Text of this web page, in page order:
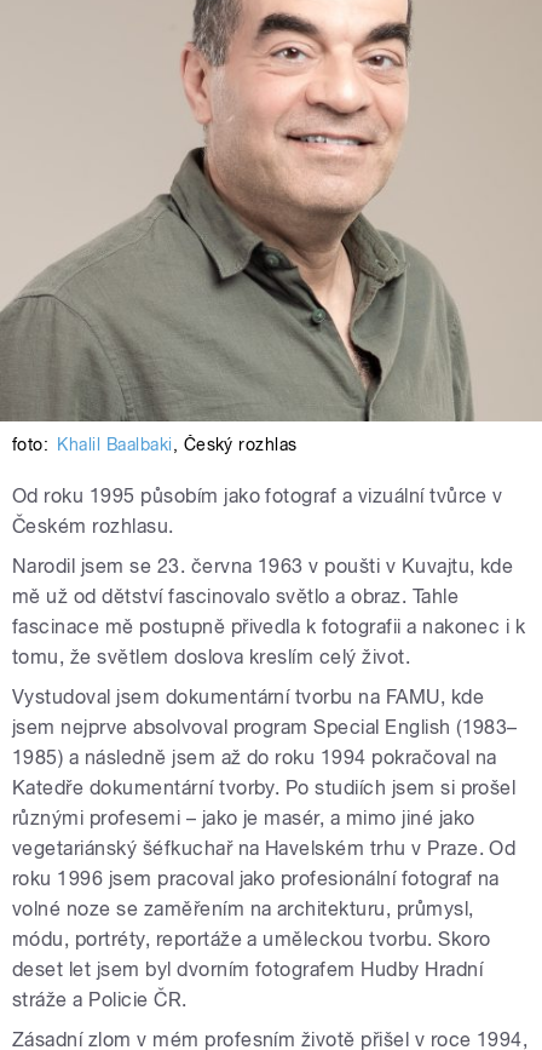
foto: Khalil Baalbaki, Český rozhlas
Od roku 1995 působím jako fotograf a vizuální tvůrce v
Českém rozhlasu.
Narodil jsem se 23. června 1963 v poušti v Kuvajtu, kde
mě už od dětství fascinovalo světlo a obraz. Tahle
fascinace mě postupně přivedla k fotografii a nakonec i k
tomu, že světlem doslova kreslím celý život.
Vystudoval jsem dokumentární tvorbu na FAMU, kde
jsem nejprve absolvoval program Special English (1983–
1985) a následně jsem až do roku 1994 pokračoval na
Katedře dokumentární tvorby. Po studiích jsem si prošel
různými profesemi – jako je masér, a mimo jiné jako
vegetariánský šéfkuchař na Havelském trhu v Praze. Od
roku 1996 jsem pracoval jako profesionální fotograf na
volné noze se zaměřením na architekturu, průmysl,
módu, portréty, reportáže a uměleckou tvorbu. Skoro
deset let jsem byl dvorním fotografem Hudby Hradní
stráže a Policie ČR.
Zásadní zlom v mém profesním životě přišel v roce 1994,